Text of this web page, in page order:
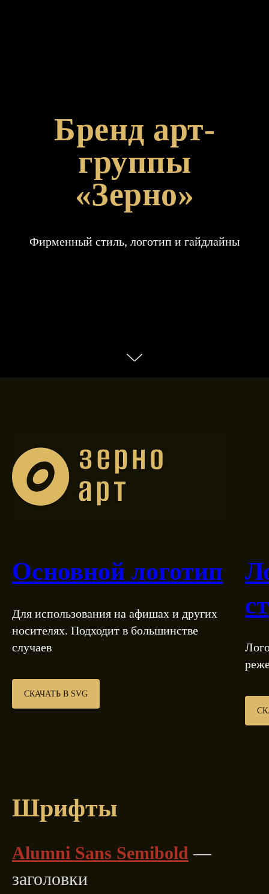
Бренд арт-
группы
«Зерно»
Фирменный стиль, логотип и гайдлайны
Основной логотип
Для использования на афишах и других
носителях. Подходит в большинстве
случаев
СКАЧАТЬ В SVG
Шрифты
Alumni Sans Semibold —
заголовки